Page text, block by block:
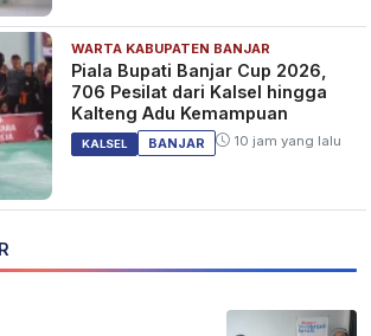
WARTA KABUPATEN BANJAR
Piala Bupati Banjar Cup 2026,
706 Pesilat dari Kalsel hingga
Kalteng Adu Kemampuan
KALSEL BANJAR 10 jam yang lalu